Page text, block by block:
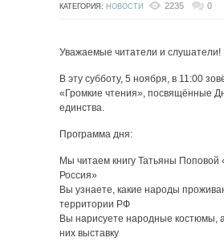
КАТЕГОРИЯ: НОВОСТИ 2235 0
Уважаемые читатели и слушатели!
В эту субботу, 5 ноября, в 11:00
«Громкие чтения», посвящённые
единства.
Программа дня:
Мы читаем книгу Татьяны
Россия»
Вы узнаете, какие народы
территории РФ
Вы нарисуете народные костюмы,
них выставку